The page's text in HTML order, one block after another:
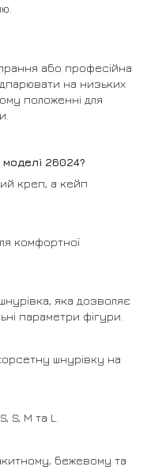
або професійна
на низьких
положенні для
26024?
креп, а кейп
комфортної
яка дозволяє
параметри фігури.
шнурівку на
M та L.
бежевому та